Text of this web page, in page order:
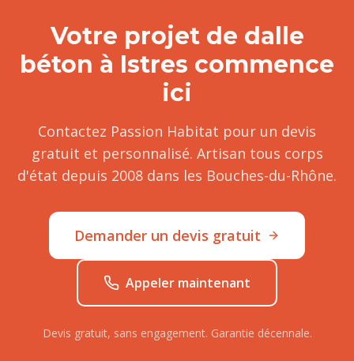
Votre projet de dalle
béton à Istres commence
ici
Contactez Passion Habitat pour un devis
gratuit et personnalisé. Artisan tous corps
d'état depuis 2008 dans les Bouches-du-Rhône.
Demander un devis gratuit
Appeler maintenant
Devis gratuit, sans engagement. Garantie décennale.